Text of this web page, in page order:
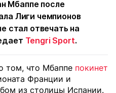
Мбаппе после
Лиги чемпионов
стал отвечать на
Tengri Sport.
том, что Мбаппе покинет
Франции и
из столицы Испании.